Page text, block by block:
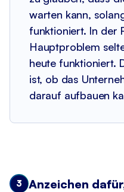
warten kann,
funktioniert. In der
Hauptproblem
heute funktioniert.
ist, ob das
darauf aufbauen
3
Anzeichen